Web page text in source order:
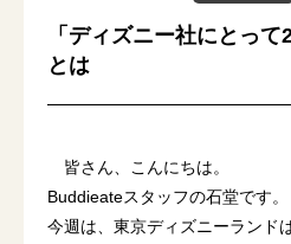
「ディズニー社にとって
とは
皆さん、こんにちは。
Buddieateスタッフの石堂です。
今週は、東京ディズニーランド